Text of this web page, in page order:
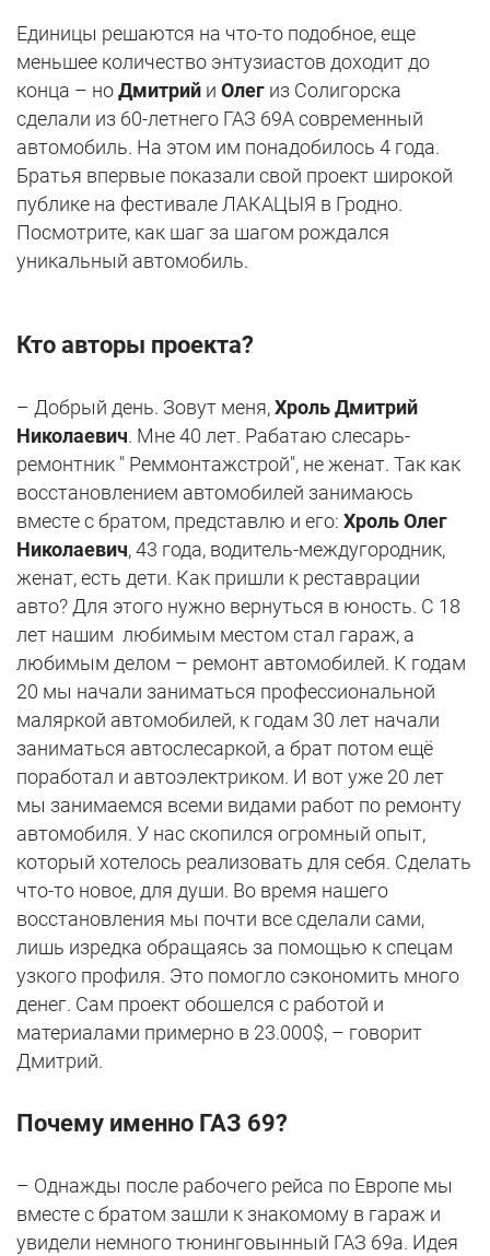
Единицы решаются на что-то подобное, еще
меньшее количество энтузиастов доходит до
конца – ноДмитрий и Олег из Солигорска
сделали из 60-летнего ГАЗ 69А современный
автомобиль. На этом им понадобилось 4 года.
Братья впервые показали свой проект широкой
публике на фестивале ЛАКАЦЫЯ в Гродно.
Посмотрите, как шаг за шагом рождался
уникальный автомобиль.
Кто авторы проекта?
– Добрый день. Зовут меня,Хроль Дмитрий
Николаевич. Мне 40 лет. Рабатаю слесарь-
ремонтник " Реммонтажстрой", не женат. Так как
восстановлением автомобилей занимаюсь
вместе с братом, представлю и его: Хроль Олег
Николаевич, 43 года, водитель-междугородник,
женат, есть дети. Как пришли к реставрации
авто? Для этого нужно вернуться в юность. С 18
лет нашим любимым местом стал гараж, а
любимым делом – ремонт автомобилей. К годам
20 мы начали заниматься профессиональной
маляркой автомобилей, к годам 30 лет начали
заниматься автослесаркой, а брат потом ещё
поработал и автоэлектриком. И вот уже 20 лет
мы занимаемся всеми видами работ по ремонту
автомобиля. У нас скопился огромный опыт,
который хотелось реализовать для себя. Сделать
что-то новое, для души. Во время нашего
восстановления мы почти все сделали сами,
лишь изредка обращаясь за помощью к спецам
узкого профиля. Это помогло сэкономить много
денег. Сам проект обошелся с работой и
материалами примерно в 23.000$, – говорит
Дмитрий.
Почему именно ГАЗ 69?
– Однажды после рабочего рейса по Европе мы
вместе с братом зашли к знакомому в гараж и
увидели немного тюнинговынный ГАЗ 69а. Идея